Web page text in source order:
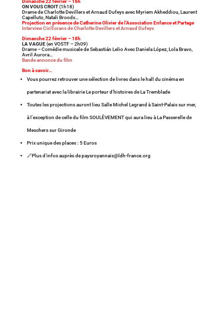
Dimanche 22 février – 16h
ON VOUS CROIT(1h18)
Drame de Charlotte Devillers et Arnaud Dufeys avec Myriem Akheddiou, Laurent
Capelluto, Natali Broods…
Projection en présence de Catherine Olivier de l’Association Enfance et Partage
Interview Cin’Écrans de Charlotte Devillers et Arnaud Dufeys
Dimanche 22 février – 18h
LA VAGUE(en VOSTF – 2h09)
Drame – Comédie musicale de Sebastián Lelio Avec Daniela López, Lola Bravo,
Avril Aurora…
Bande annonce du film
Bon à savoir…
Vous pourrez retrouver une sélection de livres dans le hall du cinéma en
partenariat avec la librairie Le porteur d’histoires de La Tremblade
Toutes les projections auront lieu Salle Michel Legrand à Saint-Palais sur mer,
à l’exception de celle du film SOULÈVEMENT qui aura lieu à La Passerelle de
Meschers sur Gironde
Prix unique des places : 5 Euros
🔗Plus d’infos auprès de paysroyannais@ldh-france.org